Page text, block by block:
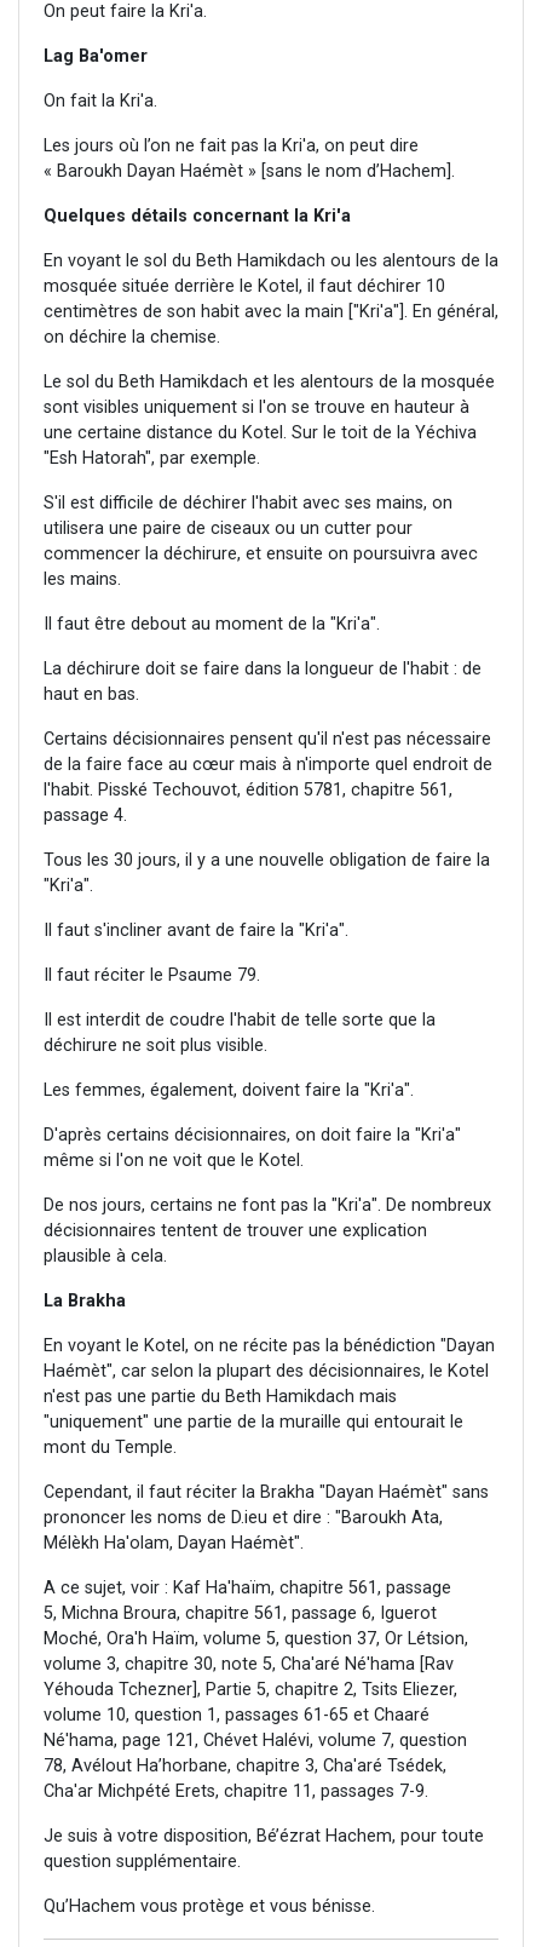
On peut faire la Kri'a.
Lag Ba'omer
On fait la Kri'a.
Les jours où l’on ne fait pas la Kri'a, on peut dire
« Baroukh Dayan Haémèt » [sans le nom d’Hachem].
Quelques détails concernant la Kri'a
En voyant le sol du Beth Hamikdach ou les alentours de la
mosquée située derrière le Kotel, il faut déchirer 10
centimètres de son habit avec la main ["Kri'a"]. En général,
on déchire la chemise.
Le sol du Beth Hamikdach et les alentours de la mosquée
sont visibles uniquement si l'on se trouve en hauteur à
une certaine distance du Kotel. Sur le toit de la Yéchiva
"Esh Hatorah", par exemple.
S'il est difficile de déchirer l'habit avec ses mains, on
utilisera une paire de ciseaux ou un cutter pour
commencer la déchirure, et ensuite on poursuivra avec
les mains.
Il faut être debout au moment de la "Kri'a".
La déchirure doit se faire dans la longueur de l'habit : de
haut en bas.
Certains décisionnaires pensent qu'il n'est pas nécessaire
de la faire face au cœur mais à n'importe quel endroit de
l'habit. Pisské Techouvot, édition 5781, chapitre 561,
passage 4.
Tous les 30 jours, il y a une nouvelle obligation de faire la
"Kri'a".
Il faut s'incliner avant de faire la "Kri'a".
Il faut réciter le Psaume 79.
Il est interdit de coudre l'habit de telle sorte que la
déchirure ne soit plus visible.
Les femmes, également, doivent faire la "Kri'a".
D'après certains décisionnaires, on doit faire la "Kri'a"
même si l'on ne voit que le Kotel.
De nos jours, certains ne font pas la "Kri'a". De nombreux
décisionnaires tentent de trouver une explication
plausible à cela.
La Brakha
En voyant le Kotel, on ne récite pas la bénédiction "Dayan
Haémèt", car selon la plupart des décisionnaires, le Kotel
n'est pas une partie du Beth Hamikdach mais
"uniquement" une partie de la muraille qui entourait le
mont du Temple.
Cependant, il faut réciter la Brakha "Dayan Haémèt" sans
prononcer les noms de D.ieu et dire : "Baroukh Ata,
Mélèkh Ha'olam, Dayan Haémèt".
A ce sujet, voir : Kaf Ha'haïm, chapitre 561, passage
5, Michna Broura, chapitre 561, passage 6, Iguerot
Moché, Ora'h Haïm, volume 5, question 37, Or Létsion,
volume 3, chapitre 30, note 5, Cha'aré Né'hama [Rav
Yéhouda Tchezner], Partie 5, chapitre 2, Tsits Eliezer,
volume 10, question 1, passages 61-65 et Chaaré
Né'hama, page 121, Chévet Halévi, volume 7, question
78, Avélout Ha’horbane, chapitre 3, Cha'aré Tsédek,
Cha'ar Michpété Erets, chapitre 11, passages 7-9.
Je suis à votre disposition, Bé’ézrat Hachem, pour toute
question supplémentaire.
Qu’Hachem vous protège et vous bénisse.